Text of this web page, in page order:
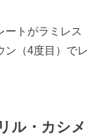
ートがラミレス
ン（4度目）でレ
ル・カシメ